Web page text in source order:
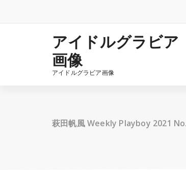
テ
アイドルグラビア
画像
アイドルグラビア画像
萩田帆風 Weekly Playboy 2021